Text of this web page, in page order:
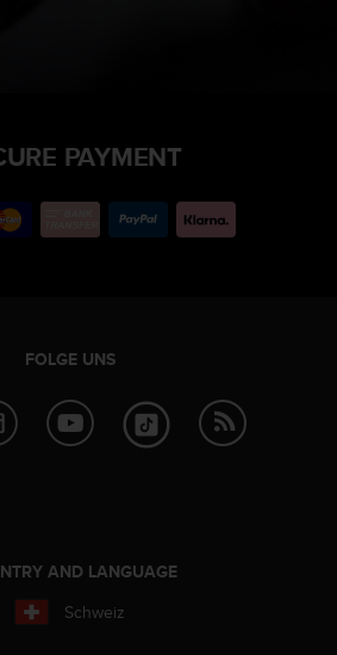
PAYMENT
FOLGE UNS
AND LANGUAGE
Schweiz